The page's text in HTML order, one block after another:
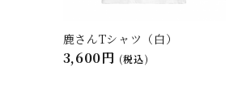
鹿さんTシャツ（白）
3,600円 (税込)